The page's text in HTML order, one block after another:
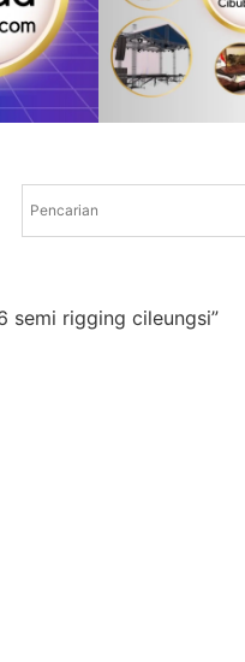
semi rigging cileungsi”